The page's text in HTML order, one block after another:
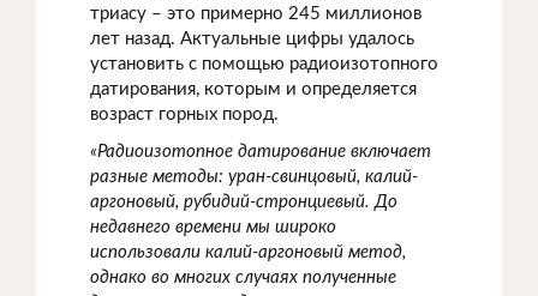
триасу – это примерно 245 миллионов
лет назад. Актуальные цифры удалось
установить с помощью радиоизотопного
датирования, которым и определяется
возраст горных пород.
«Радиоизотопное датирование включает
разные методы: уран-свинцовый, калий-
аргоновый, рубидий-стронциевый. До
недавнего времени мы широко
использовали калий-аргоновый метод,
однако во многих случаях полученные